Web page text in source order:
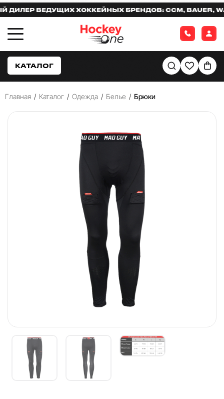
ВЕДУЩИХ ХОККЕЙНЫХ БРЕНДОВ: CCM, BAUER,
КАТАЛОГ
Главная / Каталог / Одежда / Белье / Брюки